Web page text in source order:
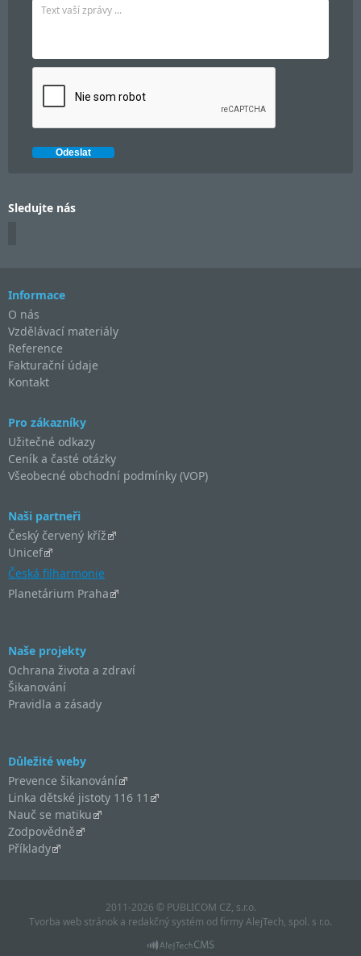
Sledujte nás
Informace
O nás
Vzdělávací materiály
Reference
Fakturační údaje
Kontakt
Pro zákazníky
Užitečné odkazy
Ceník a časté otázky
Všeobecné obchodní podmínky (VOP)
Naši partneři
Český červený kříž
Unicef
Česká filharmonie
Planetárium Praha
Naše projekty
Ochrana života a zdraví
Šikanování
Pravidla a zásady
Důležité weby
Prevence šikanování
Linka dětské jistoty 116 11
Nauč se matiku
Zodpovědně
Příklady
2011-2026 © PUBLICOM CZ, s.r.o.
Tvorba web stránok a redakčný systém od firmyAlejTech, spol. s r.o.